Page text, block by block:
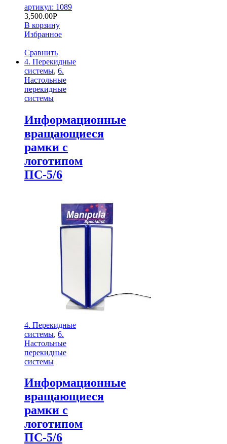
артикул: 1089
3,500.00Р
В корзину
Избранное
Сравнить
4. Перекидные
системы, 6.
Настольные
перекидные
системы
Информационные
вращающиеся
рамки с
логотипом
ПС-5/6
4. Перекидные
системы, 6.
Настольные
перекидные
системы
Информационные
вращающиеся
рамки с
логотипом
ПС-5/6